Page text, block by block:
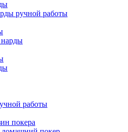
ручной работы
работы
покера